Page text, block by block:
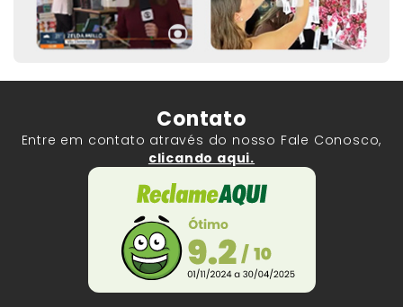
Contato
Entre em contato através do nosso Fale Conosco,
clicando aqui.